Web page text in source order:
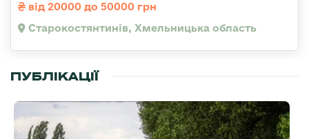
від 20000 до 50000 грн
Старокостянтинів, Хмельницька область
ПУБЛІКАЦІЇ